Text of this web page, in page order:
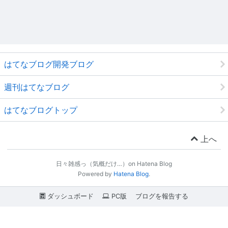
はてなブログ開発ブログ
週刊はてなブログ
はてなブログトップ
上へ
日々雑感っ（気概だけ…）on Hatena Blog
Powered by Hatena Blog.
ダッシュボード PC版 ブログを報告する